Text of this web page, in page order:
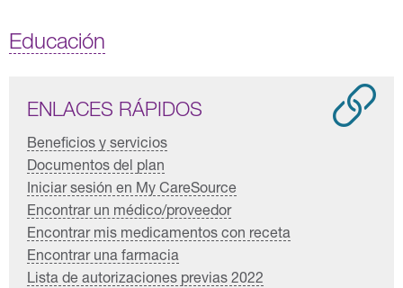
Educación
ENLACES RÁPIDOS
Beneficios y servicios
Documentos del plan
Iniciar sesión en My CareSource
Encontrar un médico/proveedor
Encontrar mis medicamentos con receta
Encontrar una farmacia
Lista de autorizaciones previas 2022